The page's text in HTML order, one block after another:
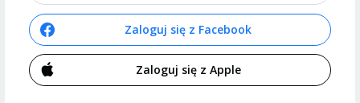
Zaloguj się z Facebook
Zaloguj się z Apple